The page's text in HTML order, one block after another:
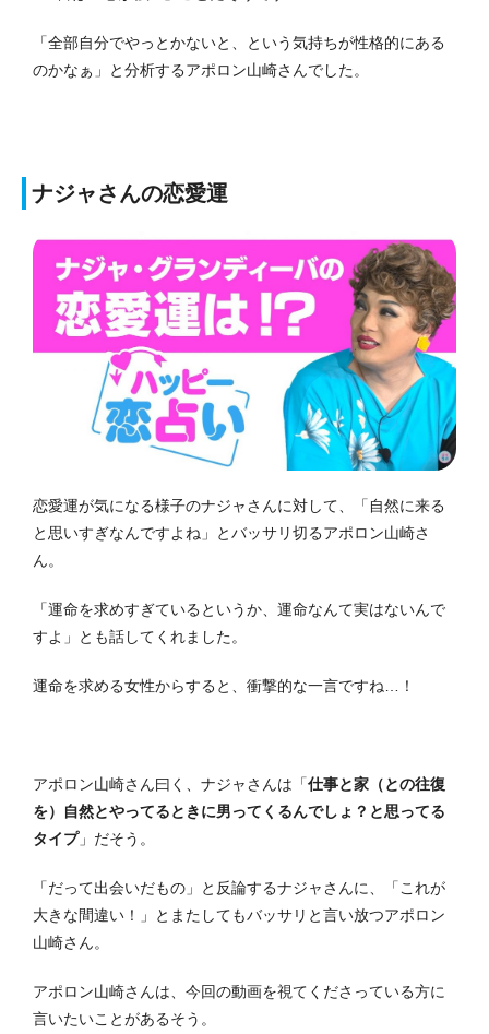
「全部自分でやっとかないと、という気持ちが性格的にある
のかなぁ」と分析するアポロン山崎さんでした。
ナジャさんの恋愛運
恋愛運が気になる様子のナジャさんに対して、「自然に来る
と思いすぎなんですよね」とバッサリ切るアポロン山崎さ
ん。
「運命を求めすぎているというか、運命なんて実はないんで
すよ」とも話してくれました。
運命を求める女性からすると、衝撃的な一言ですね…！
アポロン山崎さん曰く、ナジャさんは「仕事と家（との往復
を）自然とやってるときに男ってくるんでしょ？と思ってる
タイプ」だそう。
「だって出会いだもの」と反論するナジャさんに、「これが
大きな間違い！」とまたしてもバッサリと言い放つアポロン
山崎さん。
アポロン山崎さんは、今回の動画を視てくださっている方に
言いたいことがあるそう。